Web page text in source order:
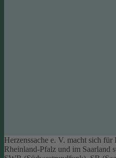
Herzenssache e. V. macht sich
Rheinland-Pfalz und im Saarland